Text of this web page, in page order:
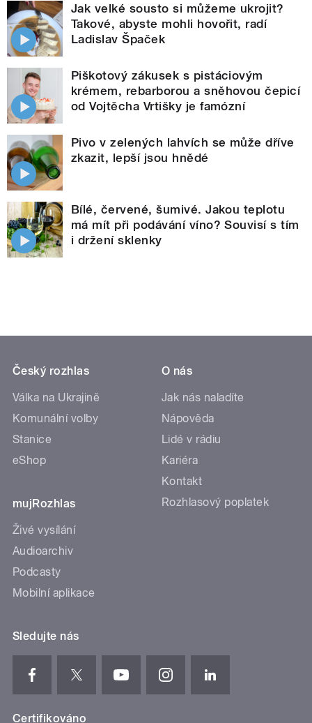
Jak velké sousto si můžeme ukrojit?
Takové, abyste mohli hovořit, radí
Ladislav Špaček
Piškotový zákusek s pistáciovým
krémem, rebarborou a sněhovou čepicí
od Vojtěcha Vrtišky je famózní
Pivo v zelených lahvích se může dříve
zkazit, lepší jsou hnědé
Bílé, červené, šumivé. Jakou teplotu
má mít při podávání víno? Souvisí s tím
i držení sklenky
Český rozhlas
Válka na Ukrajině
Komunální volby
Stanice
eShop
mujRozhlas
Živé vysílání
Audioarchiv
Podcasty
Mobilní aplikace
O nás
Jak nás naladíte
Nápověda
Lidé v rádiu
Kariéra
Kontakt
Rozhlasový poplatek
Sledujte nás
Certifikováno